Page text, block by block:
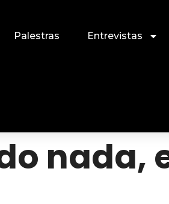
Palestras Entrevistas
nada,